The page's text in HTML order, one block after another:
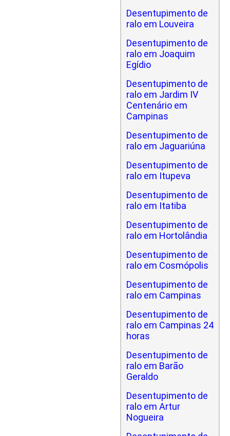
Desentupimento de
ralo em Louveira
Desentupimento de
ralo em Joaquim
Egídio
Desentupimento de
ralo em Jardim IV
Centenário em
Campinas
Desentupimento de
ralo em Jaguariúna
Desentupimento de
ralo em Itupeva
Desentupimento de
ralo em Itatiba
Desentupimento de
ralo em Hortolândia
Desentupimento de
ralo em Cosmópolis
Desentupimento de
ralo em Campinas
Desentupimento de
ralo em Campinas 24
horas
Desentupimento de
ralo em Barão
Geraldo
Desentupimento de
ralo em Artur
Nogueira